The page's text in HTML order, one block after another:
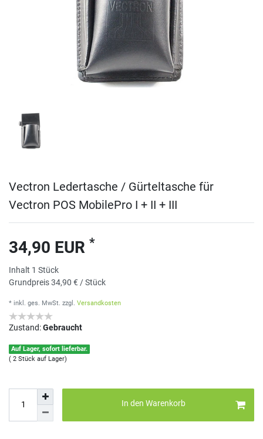
Vectron Ledertasche / Gürteltasche für
Vectron POS MobilePro I + II + III
34,90 EUR *
Inhalt 1 Stück
Grundpreis34,90 € / Stück
* inkl. ges. MwSt. zzgl. Versandkosten
Zustand:Gebraucht
Auf Lager, sofort lieferbar.
( 2 Stück auf Lager)
In den Warenkorb